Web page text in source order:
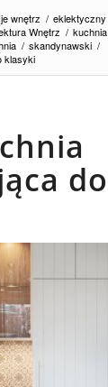
wnętrz / eklektyczny
Wnętrz / kuchnia
/ skandynawski /
klasyki
do